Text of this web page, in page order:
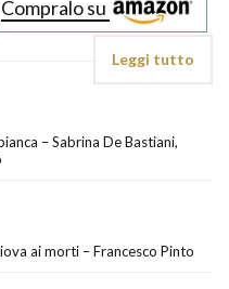
Compralo su
Leggi tutto
– Sabrina De Bastiani,
ai morti – Francesco Pinto